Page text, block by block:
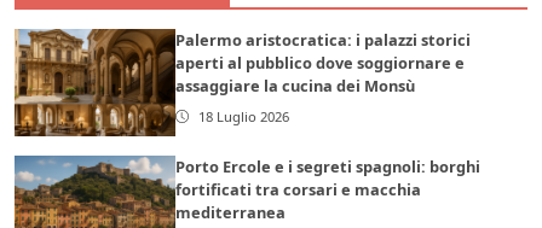
Palermo aristocratica: i palazzi storici
aperti al pubblico dove soggiornare e
assaggiare la cucina dei Monsù
18 Luglio 2026
Porto Ercole e i segreti spagnoli: borghi
fortificati tra corsari e macchia
mediterranea